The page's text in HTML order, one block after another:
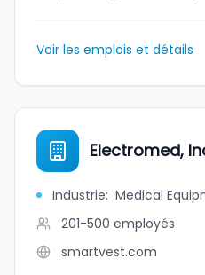
Voir les emplois et détails
Electromed,
Industrie: Medical
201-500 employés
smartvest.com